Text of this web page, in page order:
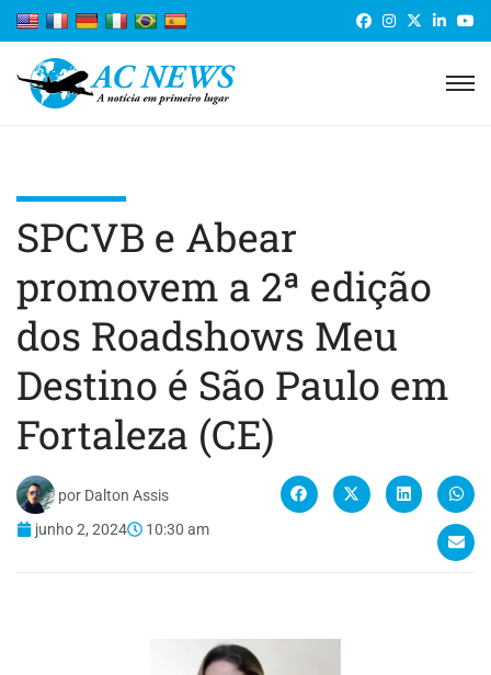
SPCVB e Abear
promovem a 2ª edição
dos Roadshows Meu
Destino é São Paulo em
Fortaleza (CE)
por Dalton Assis
junho 2, 2024
10:30 am